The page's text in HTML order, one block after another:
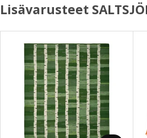
Lisävarusteet